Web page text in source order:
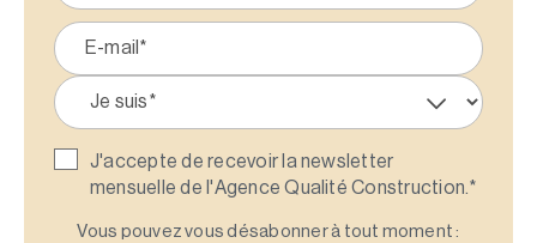
J'accepte de recevoir la newsletter
mensuelle de l'Agence Qualité Construction.*
Vous pouvez vous désabonner à tout moment :